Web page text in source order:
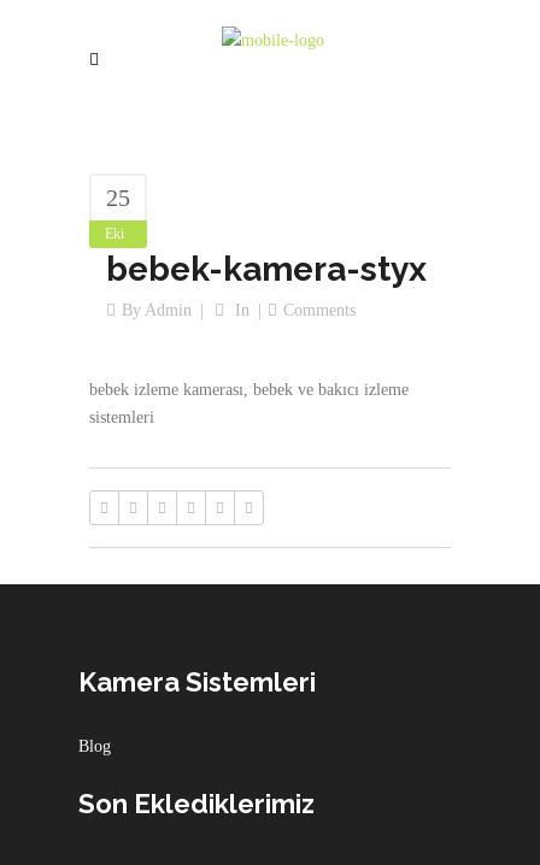
25
Eki
bebek-kamera-styx
By Admin In Comments
bebek izleme kamerası, bebek ve bakıcı izleme
sistemleri
Kamera Sistemleri
Blog
Son Eklediklerimiz